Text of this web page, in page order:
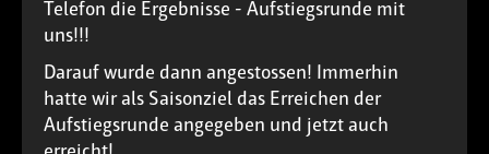
Telefon die Ergebnisse - Aufstiegsrunde mit
uns!!!
Darauf wurde dann angestossen! Immerhin
hatte wir als Saisonziel das Erreichen der
Aufstiegsrunde angegeben und jetzt auch